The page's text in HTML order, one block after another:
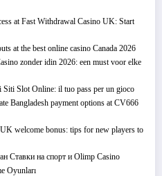
at Fast Withdrawal Casino UK: Start
at the best online casino Canada 2026
zonder idin 2026: een must voor elke
Slot Online: il tuo pass per un gioco
Bangladesh payment options at CV666
welcome bonus: tips for new players to
Ставки на спорт и Olimp Casino
Oyunları